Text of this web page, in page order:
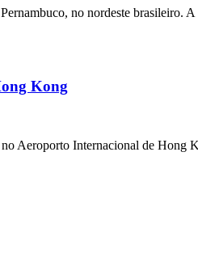
no nordeste brasileiro.
Kong
Aeroporto Internacional de